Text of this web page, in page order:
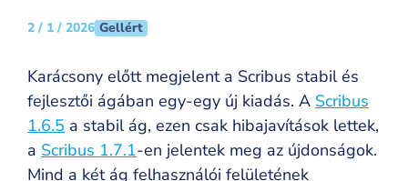
2 / 1 / 2026 Gellért
Karácsony előtt megjelent a Scribus stabil és
fejlesztői ágában egy-egy új kiadás. A Scribus
1.6.5 a stabil ág, ezen csak hibajavítások lettek,
a Scribus 1.7.1-en jelentek meg az újdonságok.
Mind a két ág felhasználói felületének